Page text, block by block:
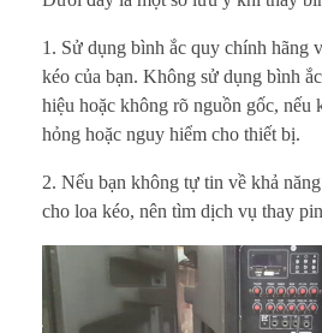
1. Sử dụng bình ắc quy chính hãng
kéo của bạn. Không sử dụng bình
hiệu hoặc không rõ nguồn gốc, nếu
hỏng hoặc nguy hiểm cho thiết bị.
2. Nếu bạn không tự tin về khả
cho loa kéo, nên tìm dịch vụ thay